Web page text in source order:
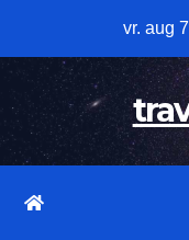
vr. aug